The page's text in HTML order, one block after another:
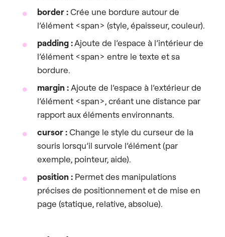
border :Crée une bordure autour de
l’élément <span> (style, épaisseur, couleur).
padding :Ajoute de l’espace à l’intérieur de
l’élément <span> entre le texte et sa
bordure.
margin :Ajoute de l’espace à l’extérieur de
l’élément <span>, créant une distance par
rapport aux éléments environnants.
cursor :Change le style du curseur de la
souris lorsqu’il survole l’élément (par
exemple, pointeur, aide).
position : Permet des manipulations
précises de positionnement et de mise en
page (statique, relative, absolue).